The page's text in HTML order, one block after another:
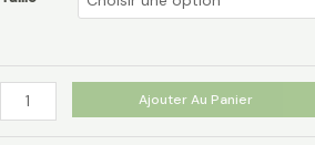
Ajouter Au Panier